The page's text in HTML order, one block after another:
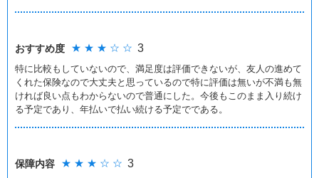
おすすめ度 ★ ★ ★ ☆ ☆ 3
特に比較もしていないので、満足度は評価できないが、友人の進めて
くれた保険なので大丈夫と思っているので特に評価は無いが不満も無
ければ良い点もわからないので普通にした。今後もこのまま入り続け
る予定であり、年払いで払い続ける予定でである。
保障内容 ★ ★ ★ ☆ ☆ 3